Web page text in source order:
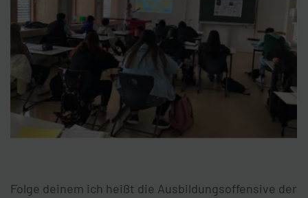
Folge deinem ich heißt die Ausbildungsoffensive der